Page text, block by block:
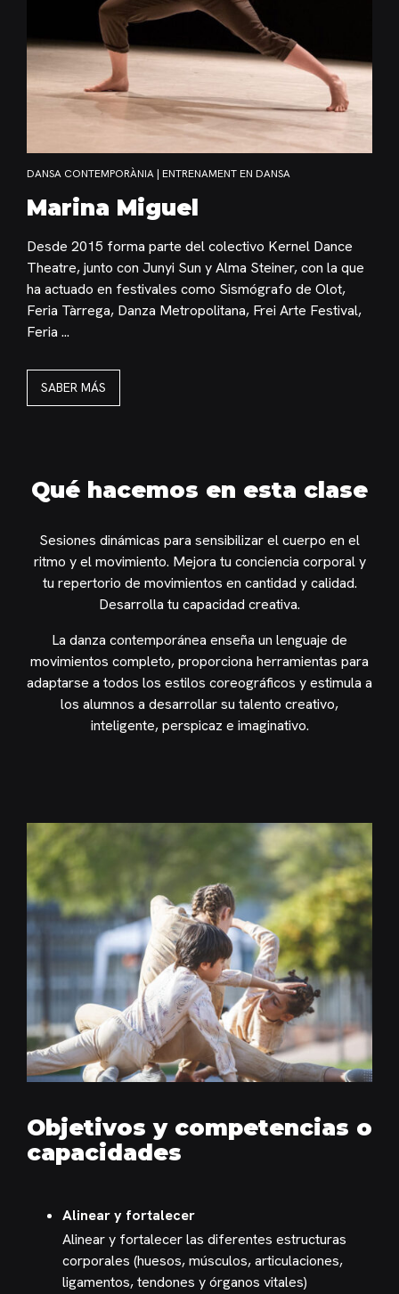
DANSA CONTEMPORÀNIA | ENTRENAMENT EN DANSA
Marina Miguel
Desde 2015 forma parte del colectivo Kernel Dance
Theatre, junto con Junyi Sun y Alma Steiner, con la que
ha actuado en festivales como Sismógrafo de Olot,
Feria Tàrrega, Danza Metropolitana, Frei Arte Festival,
Feria ...
SABER MÁS
Qué hacemos en esta clase
Sesiones dinámicas para sensibilizar el cuerpo en el
ritmo y el movimiento. Mejora tu conciencia corporal y
tu repertorio de movimientos en cantidad y calidad.
Desarrolla tu capacidad creativa.
La danza contemporánea enseña un lenguaje de
movimientos completo, proporciona herramientas para
adaptarse a todos los estilos coreográficos y estimula a
los alumnos a desarrollar su talento creativo,
inteligente, perspicaz e imaginativo.
Objetivos y competencias o
capacidades
Alinear y fortalecer
Alinear y fortalecer las diferentes estructuras
corporales (huesos, músculos, articulaciones,
ligamentos, tendones y órganos vitales)